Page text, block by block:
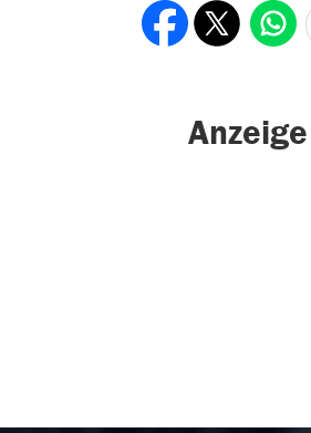
Anzeige